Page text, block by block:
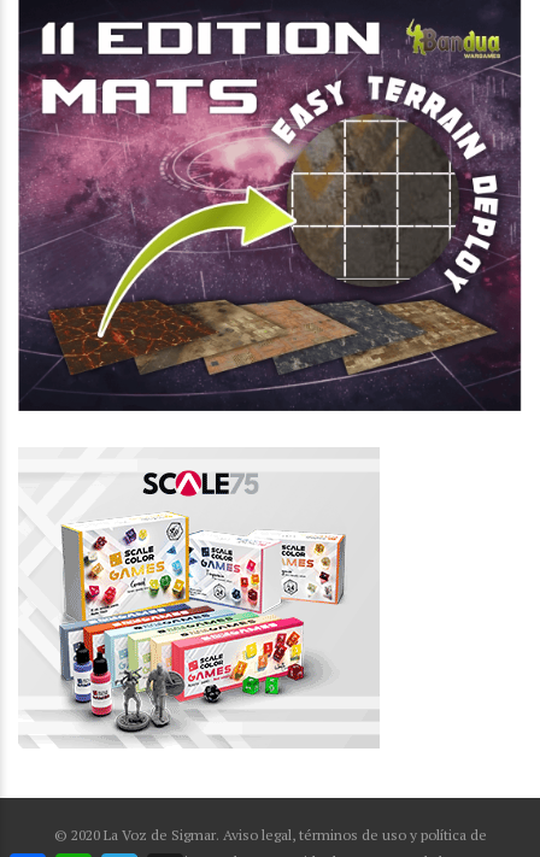
© 2020 La Voz de Sigmar. Aviso legal, términos de uso y política de